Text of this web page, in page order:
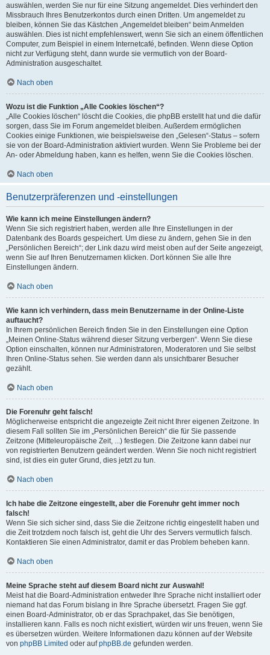
auswählen, werden Sie nur für eine Sitzung angemeldet. Dies verhindert den
Missbrauch Ihres Benutzerkontos durch einen Dritten. Um angemeldet zu
bleiben, können Sie das Kästchen „Angemeldet bleiben“ beim Anmelden
auswählen. Dies ist nicht empfehlenswert, wenn Sie sich an einem öffentlichen
Computer, zum Beispiel in einem Internetcafé, befinden. Wenn diese Option
nicht zur Verfügung steht, dann wurde sie vermutlich von der Board-
Administration ausgeschaltet.
Nach oben
Wozu ist die Funktion „Alle Cookies löschen“?
„Alle Cookies löschen“ löscht die Cookies, die phpBB erstellt hat und die dafür
sorgen, dass Sie im Forum angemeldet bleiben. Außerdem ermöglichen
Cookies einige Funktionen, wie beispielsweise den „Gelesen“-Status – sofern
sie von der Board-Administration aktiviert wurden. Wenn Sie Probleme bei der
An- oder Abmeldung haben, kann es helfen, wenn Sie die Cookies löschen.
Nach oben
Benutzerpräferenzen und -einstellungen
Wie kann ich meine Einstellungen ändern?
Wenn Sie sich registriert haben, werden alle Ihre Einstellungen in der
Datenbank des Boards gespeichert. Um diese zu ändern, gehen Sie in den
„Persönlichen Bereich“; der Link dazu wird meist oben auf der Seite angezeigt,
wenn Sie auf Ihren Benutzernamen klicken. Dort können Sie alle Ihre
Einstellungen ändern.
Nach oben
Wie kann ich verhindern, dass mein Benutzername in der Online-Liste
auftaucht?
In Ihrem persönlichen Bereich finden Sie in den Einstellungen eine Option
„Meinen Online-Status während dieser Sitzung verbergen“. Wenn Sie diese
Option einschalten, können nur Administratoren, Moderatoren und Sie selbst
Ihren Online-Status sehen. Sie werden dann als unsichtbarer Besucher
gezählt.
Nach oben
Die Forenuhr geht falsch!
Möglicherweise entspricht die angezeigte Zeit nicht Ihrer eigenen Zeitzone. In
diesem Fall sollten Sie im „Persönlichen Bereich“ die für Sie passende
Zeitzone (Mitteleuropäische Zeit, ...) festlegen. Die Zeitzone kann dabei nur
von registrierten Benutzern geändert werden. Wenn Sie noch nicht registriert
sind, ist dies ein guter Grund, dies jetzt zu tun.
Nach oben
Ich habe die Zeitzone eingestellt, aber die Forenuhr geht immer noch
falsch!
Wenn Sie sich sicher sind, dass Sie die Zeitzone richtig eingestellt haben und
die Zeit trotzdem noch falsch ist, geht die Uhr des Servers vermutlich falsch.
Kontaktieren Sie einen Administrator, damit er das Problem beheben kann.
Nach oben
Meine Sprache steht auf diesem Board nicht zur Auswahl!
Meist hat die Board-Administration entweder Ihre Sprache nicht installiert oder
niemand hat das Forum bislang in Ihre Sprache übersetzt. Fragen Sie ggf.
einen Board-Administrator, ob er das Sprachpaket, das Sie benötigen,
installieren kann. Falls es noch nicht existiert, würden wir uns freuen, wenn Sie
es übersetzen würden. Weitere Informationen dazu können auf der Website
von phpBB Limited oder aufphpBB.de gefunden werden.